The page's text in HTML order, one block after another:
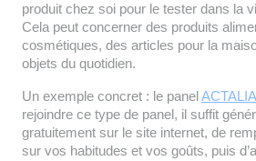
produit chez soi pour le tester dans la
Cela peut concerner des produits
cosmétiques, des articles pour la
objets du quotidien.
Un exemple concret : le panel
rejoindre ce type de panel, il suffit
gratuitement sur le site internet, de
sur vos habitudes et vos goûts, puis